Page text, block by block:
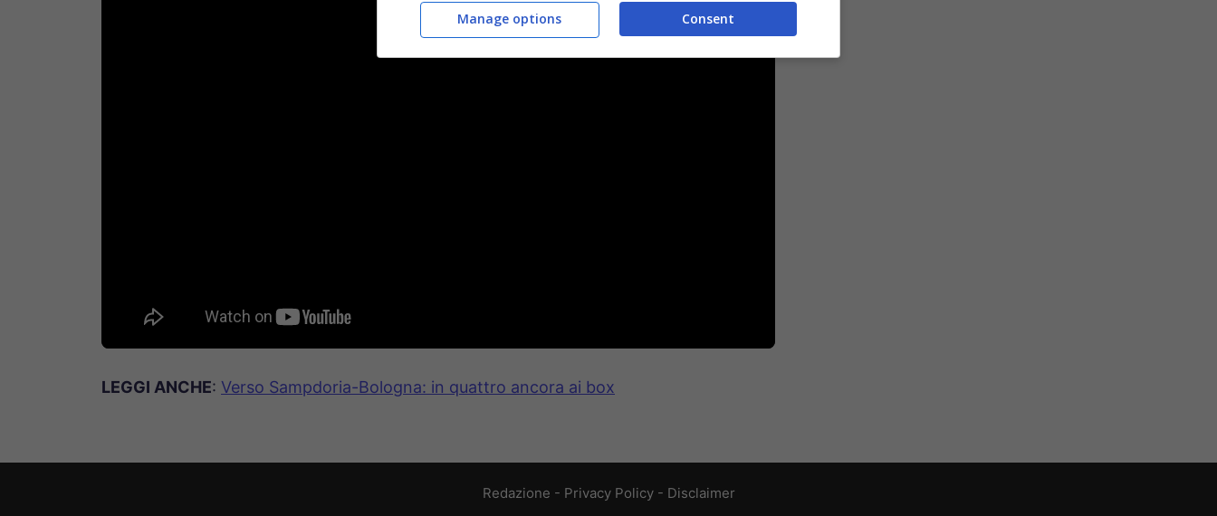
LEGGI ANCHE: Verso Sampdoria-Bologna: in quattro ancora ai box
Redazione - Privacy Policy- Disclaimer
Consent
Manage options